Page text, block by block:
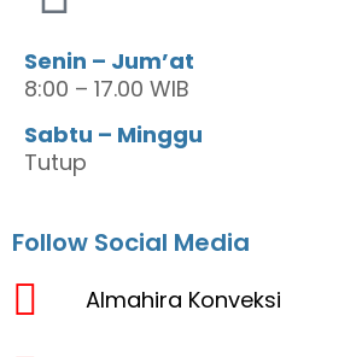
Senin – Jum’at
8:00 – 17.00 WIB
Sabtu – Minggu
Tutup
Follow Social Media
Almahira Konveksi